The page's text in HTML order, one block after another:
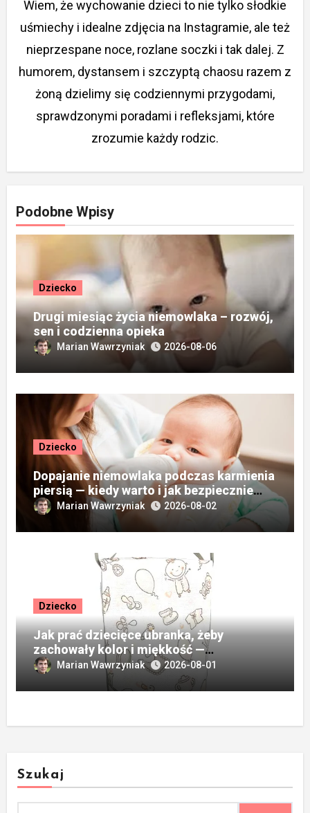
Wiem, że wychowanie dzieci to nie tylko słodkie
uśmiechy i idealne zdjęcia na Instagramie, ale też
nieprzespane noce, rozlane soczki i tak dalej. Z
humorem, dystansem i szczyptą chaosu razem z
żoną dzielimy się codziennymi przygodami,
sprawdzonymi poradami i refleksjami, które
zrozumie każdy rodzic.
Podobne Wpisy
Dziecko
Drugi miesiąc życia niemowlaka – rozwój,
sen i codzienna opieka
Marian Wawrzyniak 2026-08-06
Dziecko
Dopajanie niemowlaka podczas karmienia
piersią — kiedy warto i jak bezpiecznie
postępować
Marian Wawrzyniak 2026-08-02
Dziecko
Jak prać dziecięce ubranka, żeby
zachowały kolor i miękkość —
podstawowe informacje
Marian Wawrzyniak 2026-08-01
Szukaj